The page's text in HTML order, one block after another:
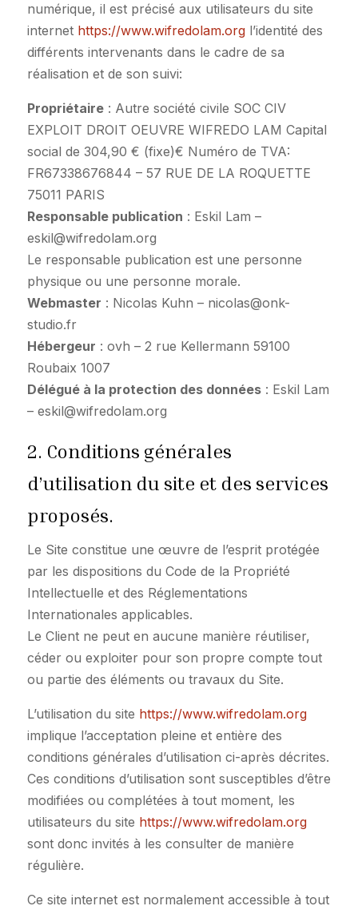
numérique, il est précisé aux utilisateurs du site
internet https://www.wifredolam.orgl’identité des
différents intervenants dans le cadre de sa
réalisation et de son suivi:
Propriétaire: Autre société civile SOC CIV
EXPLOIT DROIT OEUVRE WIFREDO LAM Capital
social de 304,90 € (fixe)€ Numéro de TVA:
FR67338676844 – 57 RUE DE LA ROQUETTE
75011 PARIS
Responsable publication : Eskil Lam –
eskil@wifredolam.org
Le responsable publication est une personne
physique ou une personne morale.
Webmaster : Nicolas Kuhn – nicolas@onk-
studio.fr
Hébergeur : ovh – 2 rue Kellermann 59100
Roubaix 1007
Délégué à la protection des données: Eskil Lam
– eskil@wifredolam.org
2. Conditions générales
d’utilisation du site et des services
proposés.
Le Site constitue une œuvre de l’esprit protégée
par les dispositions du Code de la Propriété
Intellectuelle et des Réglementations
Internationales applicables.
Le Client ne peut en aucune manière réutiliser,
céder ou exploiter pour son propre compte tout
ou partie des éléments ou travaux du Site.
L’utilisation du site https://www.wifredolam.org
implique l’acceptation pleine et entière des
conditions générales d’utilisation ci-après décrites.
Ces conditions d’utilisation sont susceptibles d’être
modifiées ou complétées à tout moment, les
utilisateurs du site https://www.wifredolam.org
sont donc invités à les consulter de manière
régulière.
Ce site internet est normalement accessible à tout